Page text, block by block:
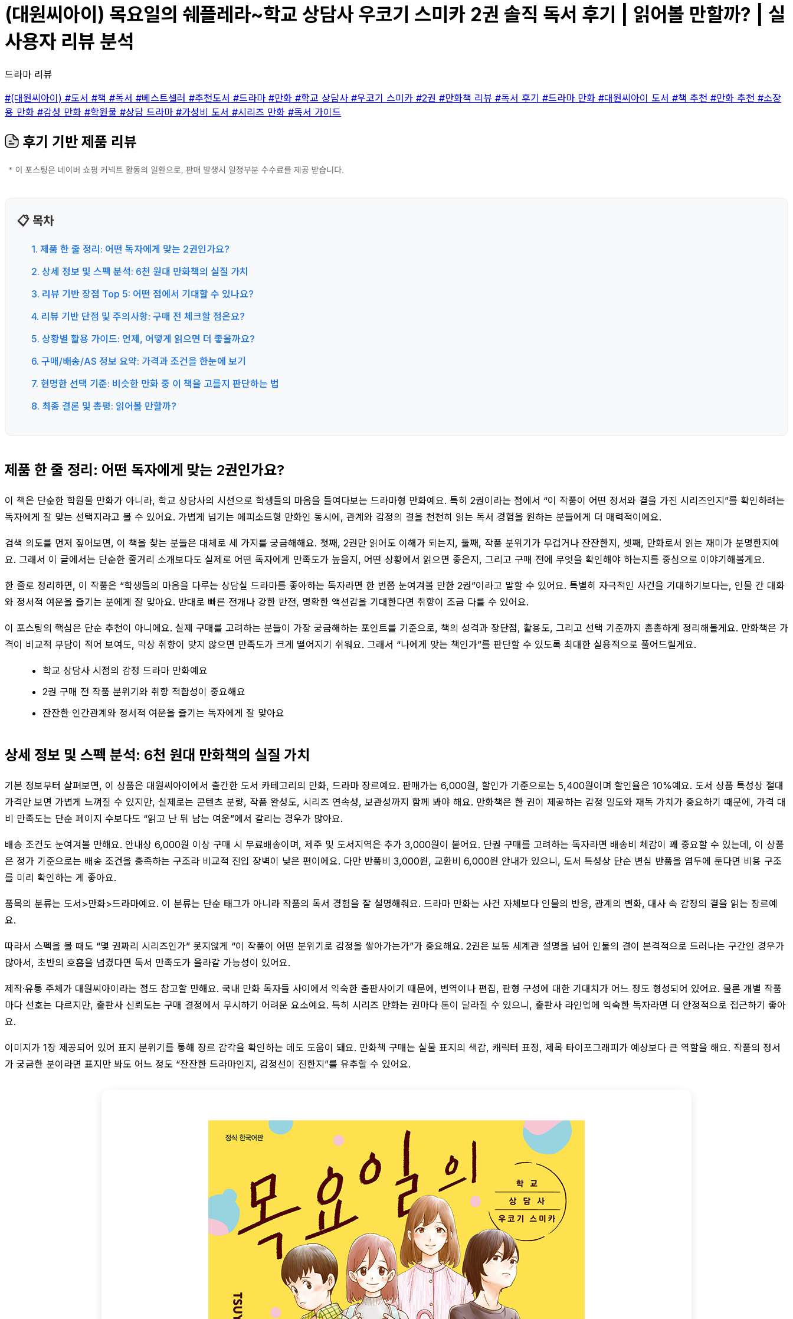
(대원씨아이) 목요일의 쉐플레라~학교 상담사 우코기 스미카 2권 솔직 독서 후기 | 읽어볼 만할까? | 실
사용자 리뷰 분석
드라마 리뷰
#(대원씨아이) #도서 #책 #독서 #베스트셀러 #추천도서 #드라마 #만화 #학교 상담사 #우코기 스미카 #2권 #만화책 리뷰 #독서 후기 #드라마 만화 #대원씨아이 도서 #책 추천 #만화 추천 #소장
용 만화 #감성 만화 #학원물 #상담 드라마 #가성비 도서 #시리즈 만화 #독서 가이드
후기 기반 제품 리뷰
📋 목차
1. 제품 한 줄 정리: 어떤 독자에게 맞는 2권인가요?
2. 상세 정보 및 스펙 분석: 6천 원대 만화책의 실질 가치
3. 리뷰 기반 장점 Top 5: 어떤 점에서 기대할 수 있나요?
4. 리뷰 기반 단점 및 주의사항: 구매 전 체크할 점은요?
5. 상황별 활용 가이드: 언제, 어떻게 읽으면 더 좋을까요?
6. 구매/배송/AS 정보 요약: 가격과 조건을 한눈에 보기
7. 현명한 선택 기준: 비슷한 만화 중 이 책을 고를지 판단하는 법
8. 최종 결론 및 총평: 읽어볼 만할까?
제품 한 줄 정리: 어떤 독자에게 맞는 2권인가요?
이 책은 단순한 학원물 만화가 아니라, 학교 상담사의 시선으로 학생들의 마음을 들여다보는 드라마형 만화예요. 특히 2권이라는 점에서 “이 작품이 어떤 정서와 결을 가진 시리즈인지”를 확인하려는
독자에게 잘 맞는 선택지라고 볼 수 있어요. 가볍게 넘기는 에피소드형 만화인 동시에, 관계와 감정의 결을 천천히 읽는 독서 경험을 원하는 분들에게 더 매력적이에요.
검색 의도를 먼저 짚어보면, 이 책을 찾는 분들은 대체로 세 가지를 궁금해해요. 첫째, 2권만 읽어도 이해가 되는지, 둘째, 작품 분위기가 무겁거나 잔잔한지, 셋째, 만화로서 읽는 재미가 분명한지예
요. 그래서 이 글에서는 단순한 줄거리 소개보다도 실제로 어떤 독자에게 만족도가 높을지, 어떤 상황에서 읽으면 좋은지, 그리고 구매 전에 무엇을 확인해야 하는지를 중심으로 이야기해볼게요.
한 줄로 정리하면, 이 작품은 “학생들의 마음을 다루는 상담실 드라마를 좋아하는 독자라면 한 번쯤 눈여겨볼 만한 2권”이라고 말할 수 있어요. 특별히 자극적인 사건을 기대하기보다는, 인물 간 대화
와 정서적 여운을 즐기는 분에게 잘 맞아요. 반대로 빠른 전개나 강한 반전, 명확한 액션감을 기대한다면 취향이 조금 다를 수 있어요.
이 포스팅의 핵심은 단순 추천이 아니에요. 실제 구매를 고려하는 분들이 가장 궁금해하는 포인트를 기준으로, 책의 성격과 장단점, 활용도, 그리고 선택 기준까지 촘촘하게 정리해볼게요. 만화책은 가
격이 비교적 부담이 적어 보여도, 막상 취향이 맞지 않으면 만족도가 크게 떨어지기 쉬워요. 그래서 “나에게 맞는 책인가”를 판단할 수 있도록 최대한 실용적으로 풀어드릴게요.
학교 상담사 시점의 감정 드라마 만화예요
2권 구매 전 작품 분위기와 취향 적합성이 중요해요
잔잔한 인간관계와 정서적 여운을 즐기는 독자에게 잘 맞아요
상세 정보 및 스펙 분석: 6천 원대 만화책의 실질 가치
기본 정보부터 살펴보면, 이 상품은 대원씨아이에서 출간한 도서 카테고리의 만화, 드라마 장르예요. 판매가는 6,000원, 할인가 기준으로는 5,400원이며 할인율은 10%예요. 도서 상품 특성상 절대
가격만 보면 가볍게 느껴질 수 있지만, 실제로는 콘텐츠 분량, 작품 완성도, 시리즈 연속성, 보관성까지 함께 봐야 해요. 만화책은 한 권이 제공하는 감정 밀도와 재독 가치가 중요하기 때문에, 가격 대
비 만족도는 단순 페이지 수보다도 “읽고 난 뒤 남는 여운”에서 갈리는 경우가 많아요.
배송 조건도 눈여겨볼 만해요. 안내상 6,000원 이상 구매 시 무료배송이며, 제주 및 도서지역은 추가 3,000원이 붙어요. 단권 구매를 고려하는 독자라면 배송비 체감이 꽤 중요할 수 있는데, 이 상품
은 정가 기준으로는 배송 조건을 충족하는 구조라 비교적 진입 장벽이 낮은 편이에요. 다만 반품비 3,000원, 교환비 6,000원 안내가 있으니, 도서 특성상 단순 변심 반품을 염두에 둔다면 비용 구조
를 미리 확인하는 게 좋아요.
품목의 분류는 도서>만화>드라마예요. 이 분류는 단순 태그가 아니라 작품의 독서 경험을 잘 설명해줘요. 드라마 만화는 사건 자체보다 인물의 반응, 관계의 변화, 대사 속 감정의 결을 읽는 장르예
요.
따라서 스펙을 볼 때도 “몇 권짜리 시리즈인가” 못지않게 “이 작품이 어떤 분위기로 감정을 쌓아가는가”가 중요해요. 2권은 보통 세계관 설명을 넘어 인물의 결이 본격적으로 드러나는 구간인 경우가
많아서, 초반의 호흡을 넘겼다면 독서 만족도가 올라갈 가능성이 있어요.
제작·유통 주체가 대원씨아이라는 점도 참고할 만해요. 국내 만화 독자들 사이에서 익숙한 출판사이기 때문에, 번역이나 편집, 판형 구성에 대한 기대치가 어느 정도 형성되어 있어요. 물론 개별 작품
마다 선호는 다르지만, 출판사 신뢰도는 구매 결정에서 무시하기 어려운 요소예요. 특히 시리즈 만화는 권마다 톤이 달라질 수 있으니, 출판사 라인업에 익숙한 독자라면 더 안정적으로 접근하기 좋아
요.
이미지가 1장 제공되어 있어 표지 분위기를 통해 장르 감각을 확인하는 데도 도움이 돼요. 만화책 구매는 실물 표지의 색감, 캐릭터 표정, 제목 타이포그래피가 예상보다 큰 역할을 해요. 작품의 정서
가 궁금한 분이라면 표지만 봐도 어느 정도 “잔잔한 드라마인지, 감정선이 진한지”를 유추할 수 있어요.